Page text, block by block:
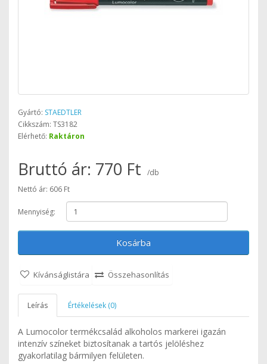
Gyártó: STAEDTLER
Cikkszám: TS3182
Elérhető: Raktáron
Bruttó ár: 770 Ft
/db
Nettó ár: 606 Ft
Mennyiség:
Kosárba
Kívánságlistára Összehasonlítás
Leírás Értékelések (0)
A Lumocolor termékcsalád alkoholos markerei igazán
intenzív színeket biztosítanak a tartós jelöléshez
gyakorlatilag bármilyen felületen.